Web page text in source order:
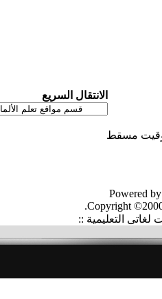
الانتقال السريع
مسقط
Powered
Copyright
التعليمية ::